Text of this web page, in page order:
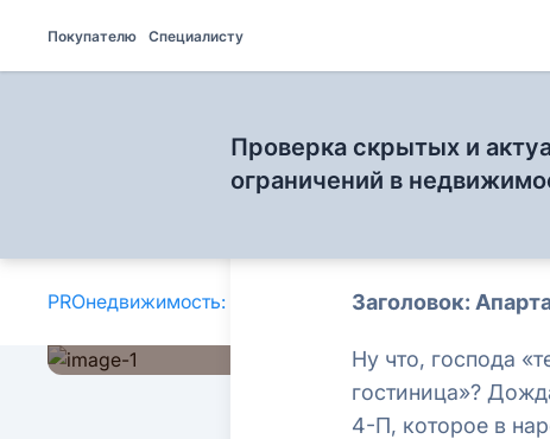
Покупателю Специалисту
Проверка скрытых и
ограничений в
PROнедвижимость: блог для специалистов»
Заголовок:
Ну что, господа
гостиница»?
4-П, которое в